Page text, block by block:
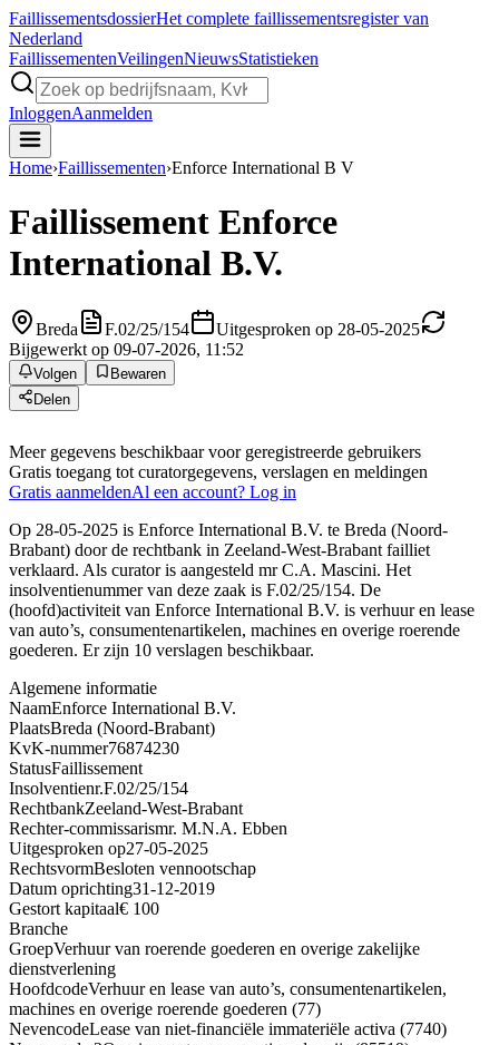
FaillissementsdossierHet complete faillissementsregister van
Nederland
FaillissementenVeilingenNieuwsStatistieken
InloggenAanmelden
Home›Faillissementen›Enforce International B V
Faillissement Enforce
International B.V.
Breda F.02/25/154
Uitgesproken op 28-05-2025
Bijgewerkt op 09-07-2026, 11:52
Volgen
Bewaren
Delen
Meer gegevens beschikbaar voor geregistreerde gebruikers
Gratis toegang tot curatorgegevens, verslagen en meldingen
Gratis aanmeldenAl een account? Log in
Op 28-05-2025 is Enforce International B.V. te Breda (Noord-
Brabant) door de rechtbank in Zeeland-West-Brabant failliet
verklaard. Als curator is aangesteld mr C.A. Mascini. Het
insolventienummer van deze zaak is F.02/25/154. De
(hoofd)activiteit van Enforce International B.V. is verhuur en lease
van auto’s, consumentenartikelen, machines en overige roerende
goederen. Er zijn 10 verslagen beschikbaar.
Algemene informatie
NaamEnforce International B.V.
PlaatsBreda (Noord-Brabant)
KvK-nummer76874230
StatusFaillissement
Insolventienr.F.02/25/154
RechtbankZeeland-West-Brabant
Rechter-commissarismr. M.N.A. Ebben
Uitgesproken op27-05-2025
RechtsvormBesloten vennootschap
Datum oprichting31-12-2019
Gestort kapitaal€ 100
Branche
GroepVerhuur van roerende goederen en overige zakelijke
dienstverlening
HoofdcodeVerhuur en lease van auto’s, consumentenartikelen,
machines en overige roerende goederen (77)
NevencodeLease van niet-financiële immateriële activa (7740)